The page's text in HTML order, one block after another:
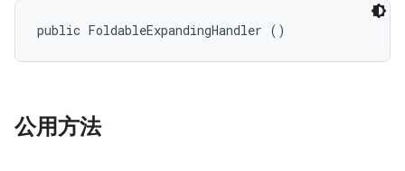
public FoldableExpandingHandler ()
公用方法